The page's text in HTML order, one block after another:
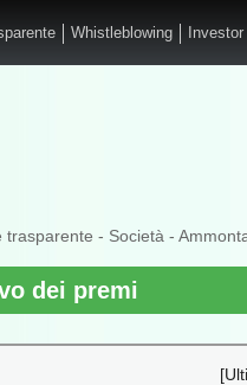
Whistleblowing
trasparente - Società -
dei premi